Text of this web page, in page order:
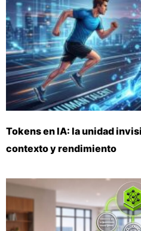
Tokens en IA: la unidad
contexto y rendimiento